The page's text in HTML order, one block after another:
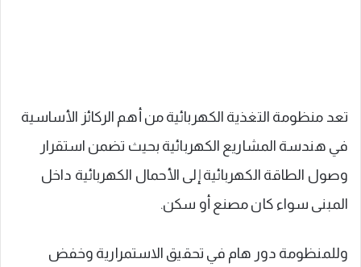
تعد منظومة التغذية الكهربائية من أهم الركائز الأساسية
في هندسة المشاريع الكهربائية بحيث تضمن استقرار
وصول الطاقة الكهربائية إلى الأحمال الكهربائية داخل
المبنى سواء كان مصنع أو سكن.
وللمنظومة دور هام في تحقيق الاستمرارية وخفض